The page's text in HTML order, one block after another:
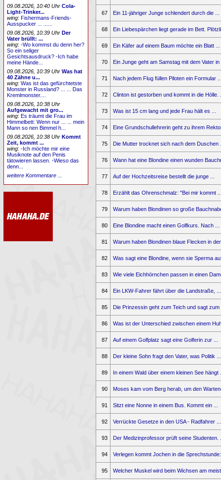
67 Ein 11-jähriger Junge schlendert durch die ...
68 Ein Liebespärchen liegt gerade im Bett.
69 Ein Käfer auf einem Baum möchte ein Blatt ...
70 Ein Junge geht am Samstag mit dem Vater in
71 Nach jedem Flug füllen Piloten ein Formular
72 Clinton ist gestorben und kommt in die Hölle.
73 Was ist 15 cm lang und jede Frau hält es ...
74 Eine Grundschullehrerin geht zu ihrem
75 Die Mutter trocknet sich nach dem Duschen
76 Wann hat eine Blondine einen wunden
77 Auf der Hochzeitsreise bestellt die junge ...
78 Erzählt das Ohrenschmalz: "Bei mir kommt
79 Warum haben Blondinen so große
80 Eine Blondine macht einen Golfkurs. Nach ...
81 Warum haben Blondinen blaue Flecken in
82 Was sagt eine Blondine, wenn sie Sperma
83 Wie viele Eichhörnchen passen in einen
84 Ein LKW-Fahrer fährt über die Landstraße, ...
85 Die Prinzessin geht zum Teich und sagt zum
86 Was ist der Unterschied zwischen einem
87 Auf einem Golfplatz sagt eine Golferin zur ...
88 Der kleine Sohn fragt den Vater, was Politik ...
89 In einem Wald über einem kleinen See hängt
90 Moses kam vom Berg herab, um den
91 Sitzt eine Nonne in einem Bus. Kommt ein ...
92 Verrückte Gesetze in den USA - Radfahrer ...
93 Der Medizinprofessor prüft seine Studenten.
94 Verlegen kommt Jochen in die
95 Welcher Muskel wird beim Wichsen am
09.08.2026, 10:40 Uhr Cola-
Light-Trinker...
wing:Fishermans-Friends-
Ausspucker ... ......
09.08.2026, 10:39 Uhr Der
Vater brüllt: ...
wing:-Wo kommst du denn her?
So ein seliger
Gesichtsausdruck? -Ich habe
meine Hände...
09.08.2026, 10:39 Uhr Was hat
40 Zähne u...
wing:Was ist das gefürchtetste
Monster in Russland? ... ... Das
Kremlmonster....
09.08.2026, 10:38 Uhr
Aufgewacht mit gro...
wing:Es träumt die Frau im
Himmelbett: Wenn nur ... ... mein
Mann so nen Bimmel h...
09.08.2026, 10:38 Uhr Kommt
Zeit, kommt ...
wing:-Ich möchte mir eine
Musiknote auf den Penis
tätowieren lassen. -Wieso das
denn...
weitere Kommentare ...